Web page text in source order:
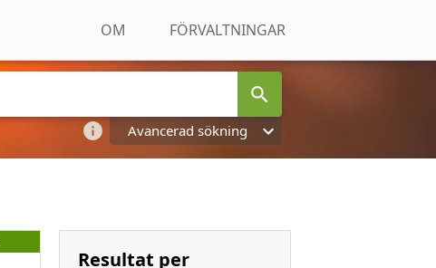
OM FÖRVALTNINGAR
Avancerad sökning
Resultat per